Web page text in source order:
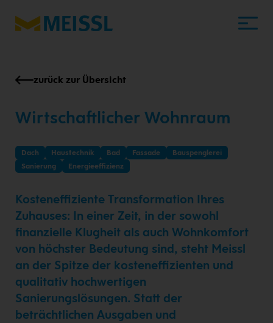
zurück zur Übersicht
Wirtschaftlicher Wohnraum
Dach Haustechnik Bad Fassade
Bauspenglerei
Sanierung
Energieeffizienz
Kosteneffiziente Transformation Ihres
Zuhauses: In einer Zeit, in der sowohl
finanzielle Klugheit als auch Wohnkomfort
von höchster Bedeutung sind, steht Meissl
an der Spitze der kosteneffizienten und
qualitativ hochwertigen
Sanierungslösungen. Statt der
beträchtlichen Ausgaben und